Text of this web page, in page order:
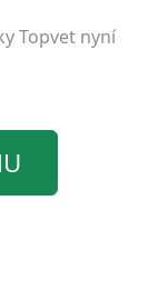
Topvet nyní